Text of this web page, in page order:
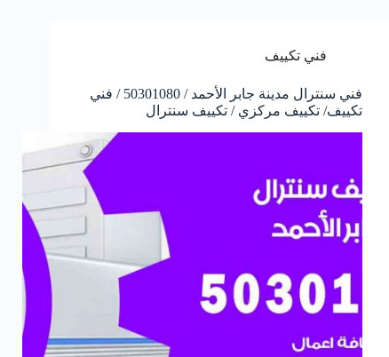
فني تكييف
فني سنترال مدينة جابر الأحمد / 50301080 / فني
تكييف/ تكييف مركزي / تكييف سنترال